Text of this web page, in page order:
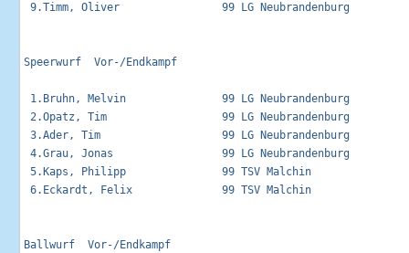
9.Timm, Oliver                99 LG
Speerwurf  Vor-/Endkampf
1.Bruhn, Melvin               99 LG Neubrandenburg
2.Opatz, Tim                  99 LG Neubrandenburg
3.Ader, Tim                   99 LG Neubrandenburg
4.Grau, Jonas                 99 LG Neubrandenburg
5.Kaps, Philipp               99 TSV Malchin
6.Eckardt, Felix              99 TSV Malchin
Ballwurf  Vor-/